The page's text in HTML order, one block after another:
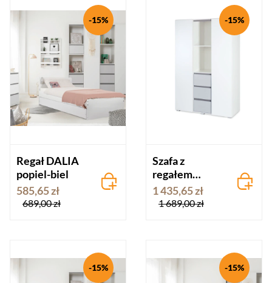
Regał DALIA
popiel-biel
585,65 zł
689,00 zł
-15%
Szafa z
regałem
DALIA popiel-
biel
1 435,65 zł
1 689,00 zł
-15%
-15% -15%